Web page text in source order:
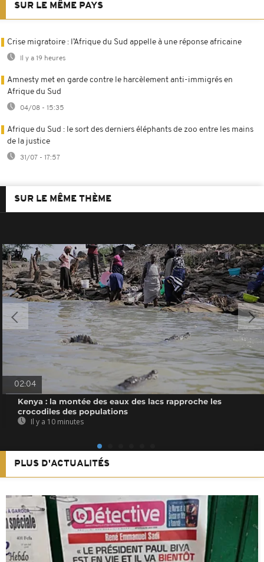
SUR LE MÊME PAYS
Crise migratoire : l’Afrique du Sud appelle à une réponse africaine
Il y a 19 heures
Amnesty met en garde contre le harcèlement anti-immigrés en
Afrique du Sud
04/08 - 15:35
Afrique du Sud : le sort des derniers éléphants de zoo entre les mains
de la justice
31/07 - 17:57
SUR LE MÊME THÈME
02:04
Kenya : la montée des eaux des lacs rapproche les
crocodiles des populations
Il y a 10 minutes
PLUS D'ACTUALITÉS